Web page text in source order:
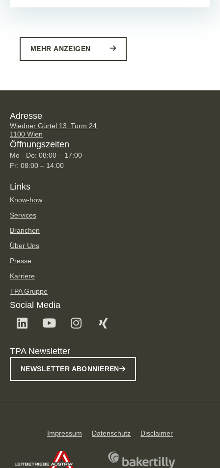
MEHR ANZEIGEN
Adresse
Wiedner Gürtel 13, Turm 24,
1100 Wien
Öffnungszeiten
Mo - Do: 08:00 – 17:00
Fr: 08:00 – 14:00
Links
Know-how
Services
Branchen
Über Uns
Presse
Karriere
TPA Gruppe
Social Media
TPA Newsletter
NEWSLETTER ABONNIEREN
Impressum Datenschutz Disclaimer